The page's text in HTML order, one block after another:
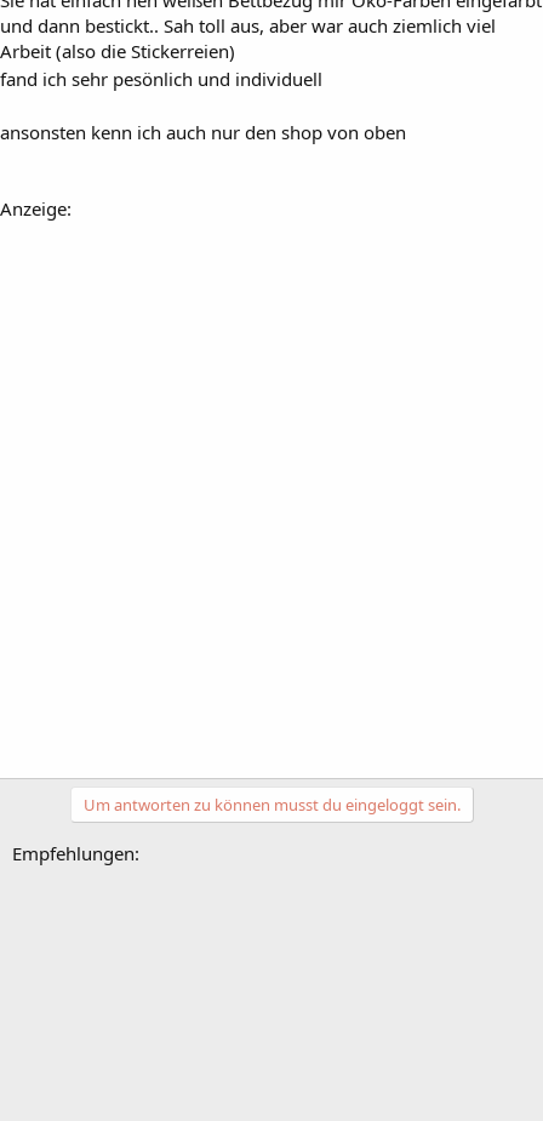
und dann bestickt.. Sah toll aus, aber war auch ziemlich viel
Arbeit (also die Stickerreien)
fand ich sehr pesönlich und individuell
ansonsten kenn ich auch nur den shop von oben
Anzeige:
Um antworten zu können musst du eingeloggt sein.
Empfehlungen: